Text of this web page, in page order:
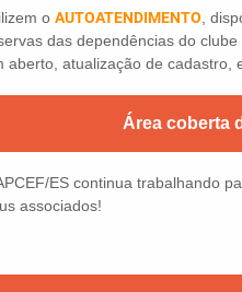
o AUTOATENDIMENTO,
das dependências do
aberto, atualização de cadastro,
Área coberta
ES continua trabalhando
associados!